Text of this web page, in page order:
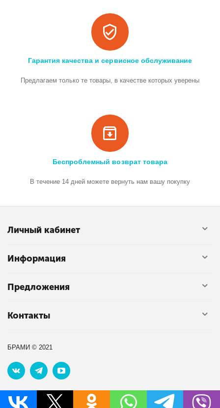
Гарантия качества и сервисное обслуживание
Предлагаем только те товары, в качестве которых уверены
Беспроблемный возврат товара
В течение 14 дней можете вернуть нам вашу покупку
Личный кабинет
Информация
Предложения
Контакты
БРАМИ © 2021